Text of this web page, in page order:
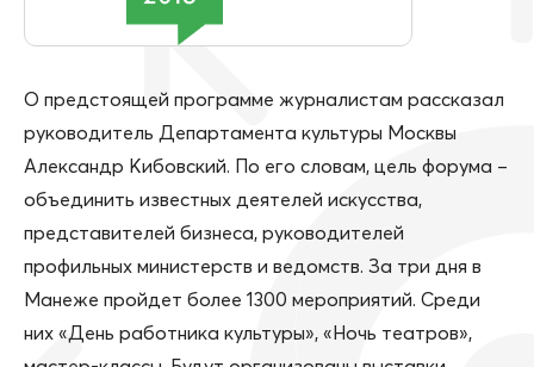
О предстоящей программе журналистам рассказал
руководитель Департамента культуры Москвы
Александр Кибовский. По его словам, цель форума –
объединить известных деятелей искусства,
представителей бизнеса, руководителей
профильных министерств и ведомств. За три дня в
Манеже пройдет более 1300 мероприятий. Среди
них «День работника культуры», «Ночь театров»,